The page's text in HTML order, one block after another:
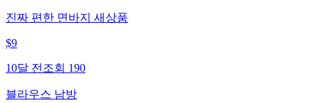
진짜 편한 면바지 새상품
$9
10달 전 조회 190
블라우스 남방